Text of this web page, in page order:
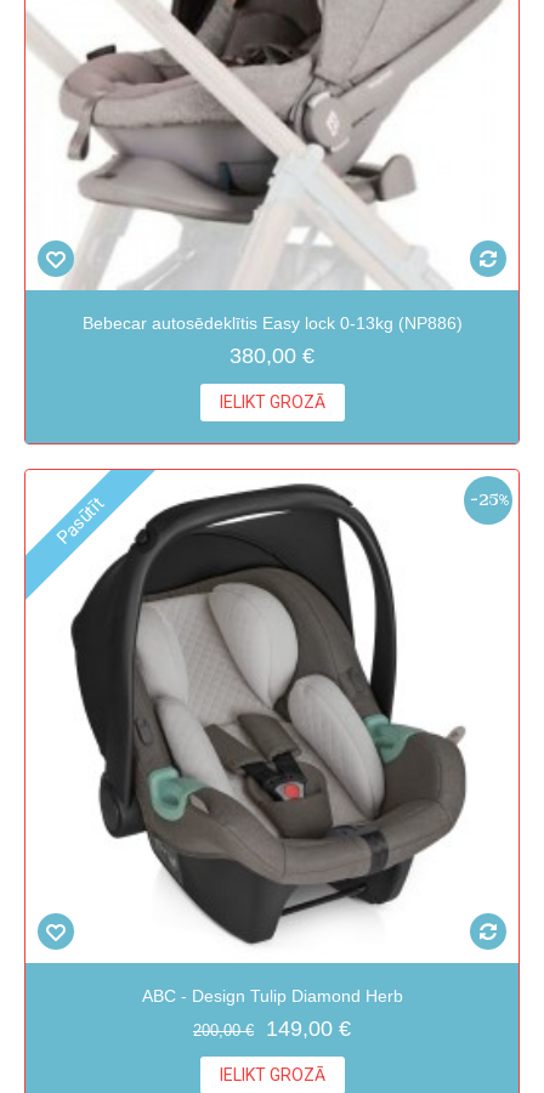
Bebecar autosēdeklītis Easy lock 0-13kg (NP886)
380,00 €
IELIKT GROZĀ
-25%
Pasūtīt
ABC - Design Tulip Diamond Herb
200,00 € 149,00 €
IELIKT GROZĀ